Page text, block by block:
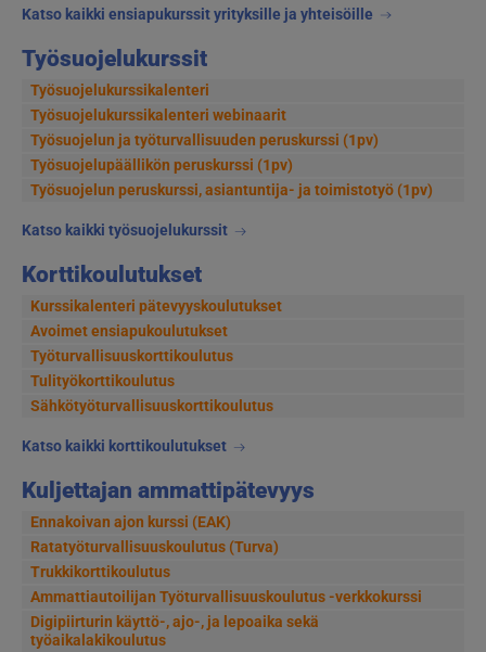
Katso kaikki ensiapukurssit yrityksille ja yhteisöille
Työsuojelukurssit
Työsuojelukurssikalenteri
Työsuojelukurssikalenteri webinaarit
Työsuojelun ja työturvallisuuden peruskurssi (1pv)
Työsuojelupäällikön peruskurssi (1pv)
Työsuojelun peruskurssi, asiantuntija- ja toimistotyö (1pv)
Katso kaikki työsuojelukurssit
Korttikoulutukset
Kurssikalenteri pätevyyskoulutukset
Avoimet ensiapukoulutukset
Työturvallisuuskorttikoulutus
Tulityökorttikoulutus
Sähkötyöturvallisuuskorttikoulutus
Katso kaikki korttikoulutukset
Kuljettajan ammattipätevyys
Ennakoivan ajon kurssi (EAK)
Ratatyöturvallisuuskoulutus (Turva)
Trukkikorttikoulutus
Ammattiautoilijan Työturvallisuuskoulutus -verkkokurssi
Digipiirturin käyttö-, ajo-, ja lepoaika sekä
työaikalakikoulutus